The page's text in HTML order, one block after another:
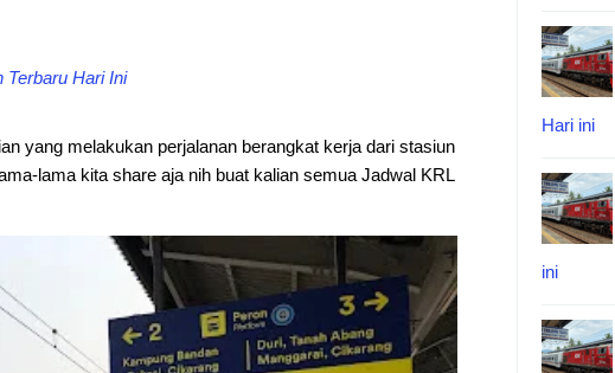
Terbaru Hari Ini
yang melakukan perjalanan berangkat kerja dari stasiun
lama kita share aja nih buat kalian semua Jadwal KRL
Hari ini
ini